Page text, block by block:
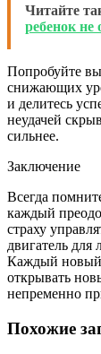
Читайте
ребенок не
Попробуйте
снижающих
и делитесь
неудачей
сильнее.
Заключение
Всегда
каждый
страху
двигатель
Каждый новый
открывать
непременно
Похожие